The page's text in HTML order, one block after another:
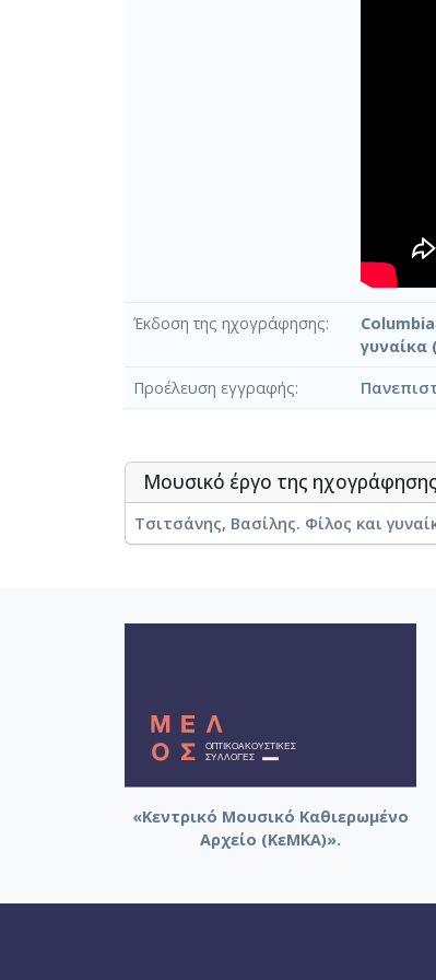
Έκδοση της ηχογράφησης
γυναίκα
Προέλευση εγγραφής
Μουσικό έργο της ηχογράφησης
Τσιτσάνης, Βασίλης. Φίλος και
«Κεντρικό Μουσικό Καθιερωμένο
Αρχείο (ΚεΜΚΑ)».